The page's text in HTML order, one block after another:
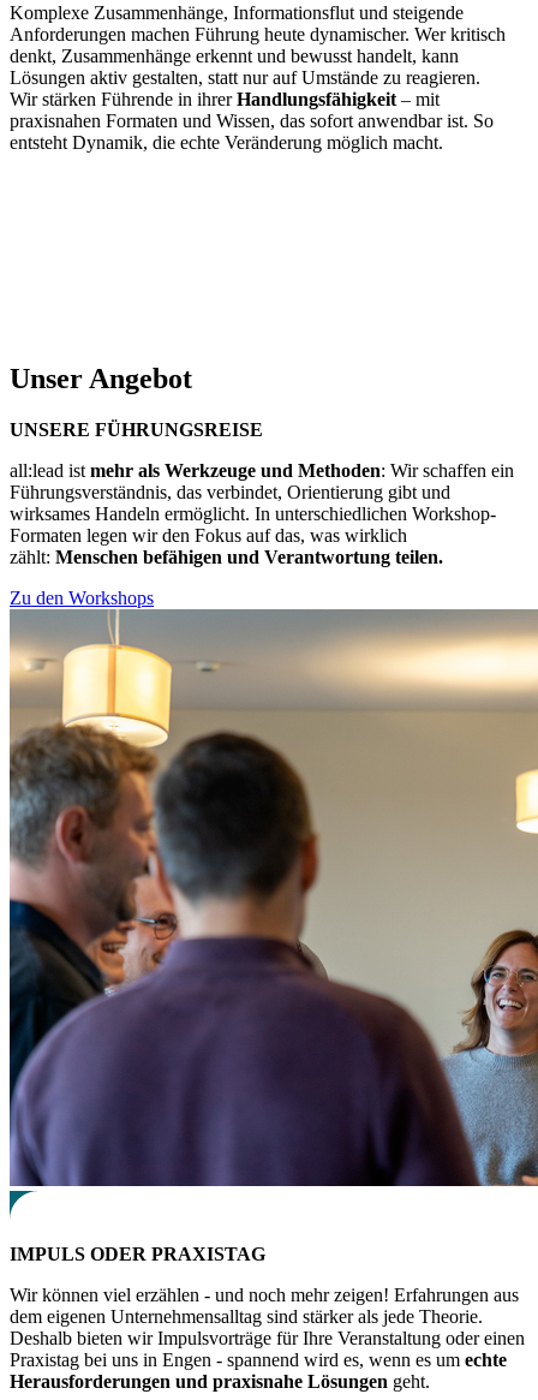
Komplexe Zusammenhänge, Informationsflut und steigende
Anforderungen machen Führung heute dynamischer. Wer kritisch
denkt, Zusammenhänge erkennt und bewusst handelt, kann
Lösungen aktiv gestalten, statt nur auf Umstände zu reagieren.
Wir stärken Führende in ihrerHandlungsfähigkeit – mit
praxisnahen Formaten und Wissen, das sofort anwendbar ist. So
entsteht Dynamik, die echte Veränderung möglich macht.
Unser Angebot
UNSERE FÜHRUNGSREISE
all:lead ist mehr als Werkzeuge und Methoden: Wir schaffen ein
Führungsverständnis, das verbindet, Orientierung gibt und
wirksames Handeln ermöglicht. In unterschiedlichen Workshop-
Formaten legen wir den Fokus auf das, was wirklich
zählt: Menschen befähigen und Verantwortung teilen.
Zu den Workshops
IMPULS ODER PRAXISTAG
Wir können viel erzählen - und noch mehr zeigen! Erfahrungen aus
dem eigenen Unternehmensalltag sind stärker als jede Theorie.
Deshalb bieten wir Impulsvorträge für Ihre Veranstaltung oder einen
Praxistag bei uns in Engen - spannend wird es, wenn es um echte
Herausforderungen und praxisnahe Lösungen geht.